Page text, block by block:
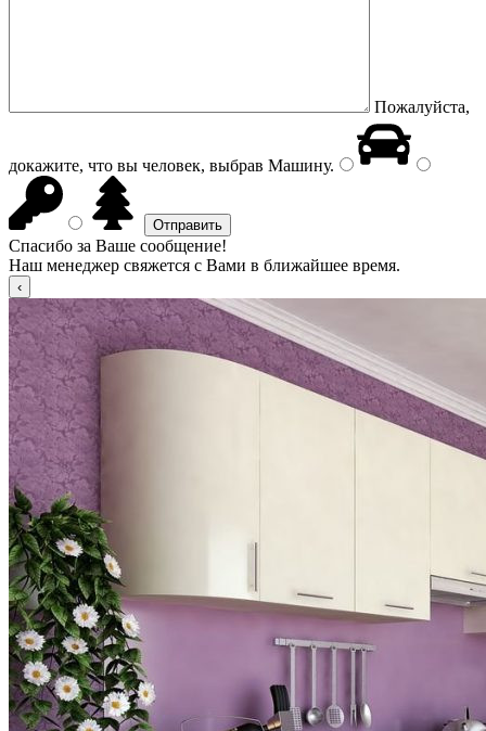
Пожалуйста,
докажите, что вы человек, выбрав Машину.
Спасибо за Ваше сообщение!
Наш менеджер свяжется с Вами в ближайшее время.